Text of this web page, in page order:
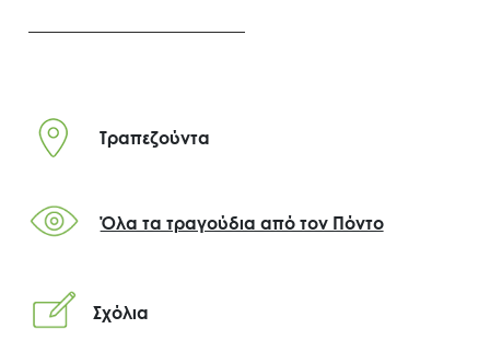
Τραπεζούντα
Όλα τα τραγούδια από τον Πόντο
Σχόλια